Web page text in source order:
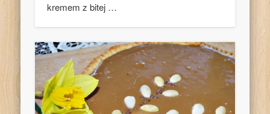
kremem z bitej …